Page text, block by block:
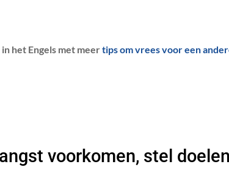
het Engels met meertips om vrees voor een
voorkomen, stel doelen